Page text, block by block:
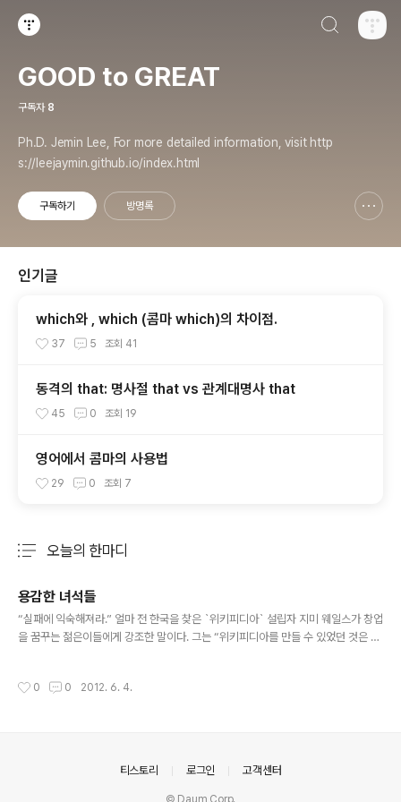
GOOD to GREAT
구독자 8
Ph.D. Jemin Lee, For more detailed information, visit http
s://leejaymin.github.io/index.html
구독하기 방명록
인기글
which와 , which (콤마 which)의 차이점.
37 5 조회 41
동격의 that: 명사절 that vs 관계대명사 that
45 0 조회 19
영어에서 콤마의 사용법
29 0 조회 7
오늘의 한마디
용감한 녀석들
“실패에 익숙해져라.” 얼마 전 한국을 찾은 `위키피디아` 설립자 지미 웨일스가 창업
을 꿈꾸는 젊은이들에게 강조한 말이다. 그는 “위키피디아를 만들 수 있었던 것은 앞
행동을 하는 것을 두렵게 만들어 대기업 취직이 아닌 창업을 부정적으로 바라보게 한
태계도 실패를 두려워하고 튀는 행동을 부정적으로 보..
0 0 2012. 6. 4.
티스토리 로그인 고객센터
© Daum Corp.